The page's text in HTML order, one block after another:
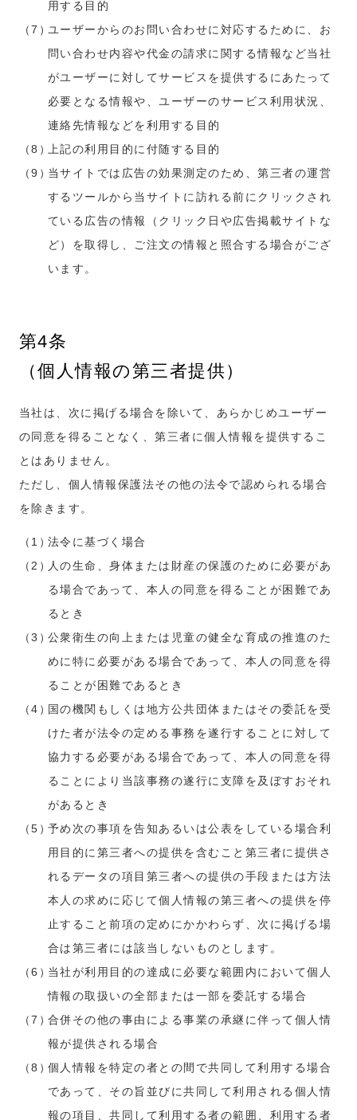
用する目的
ユーザーからのお問い合わせに対応するために、お
問い合わせ内容や代金の請求に関する情報など当社
がユーザーに対してサービスを提供するにあたって
必要となる情報や、ユーザーのサービス利用状況、
連絡先情報などを利用する目的
上記の利用目的に付随する目的
当サイトでは広告の効果測定のため、第三者の運営
するツールから当サイトに訪れる前にクリックされ
ている広告の情報（クリック日や広告掲載サイトな
ど）を取得し、ご注文の情報と照合する場合がござ
います。
第4条
（個人情報の第三者提供）
当社は、次に掲げる場合を除いて、あらかじめユーザー
の同意を得ることなく、第三者に個人情報を提供するこ
とはありません。
ただし、個人情報保護法その他の法令で認められる場合
を除きます。
法令に基づく場合
人の生命、身体または財産の保護のために必要があ
る場合であって、本人の同意を得ることが困難であ
るとき
公衆衛生の向上または児童の健全な育成の推進のた
めに特に必要がある場合であって、本人の同意を得
ることが困難であるとき
国の機関もしくは地方公共団体またはその委託を受
けた者が法令の定める事務を遂行することに対して
協力する必要がある場合であって、本人の同意を得
ることにより当該事務の遂行に支障を及ぼすおそれ
があるとき
予め次の事項を告知あるいは公表をしている場合利
用目的に第三者への提供を含むこと第三者に提供さ
れるデータの項目第三者への提供の手段または方法
本人の求めに応じて個人情報の第三者への提供を停
止すること前項の定めにかかわらず、次に掲げる場
合は第三者には該当しないものとします。
当社が利用目的の達成に必要な範囲内において個人
情報の取扱いの全部または一部を委託する場合
合併その他の事由による事業の承継に伴って個人情
報が提供される場合
個人情報を特定の者との間で共同して利用する場合
であって、その旨並びに共同して利用される個人情
報の項目、共同して利用する者の範囲、利用する者